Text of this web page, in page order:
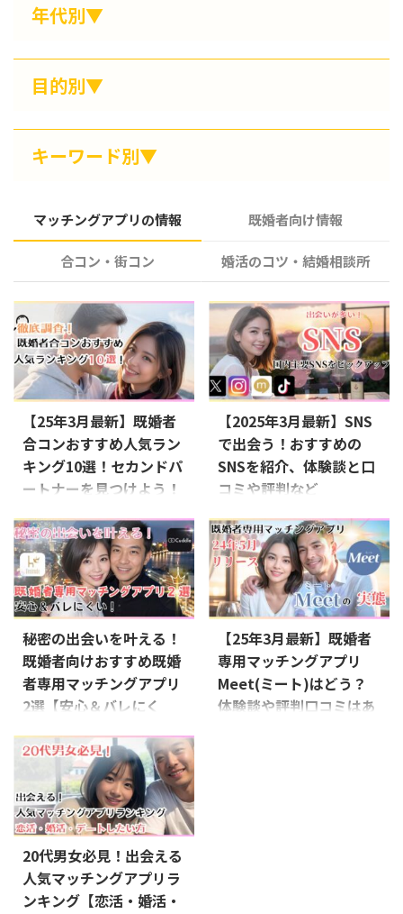
年代別▼
目的別▼
キーワード別▼
マッチングアプリの情報 既婚者向け情報
合コン・街コン 婚活のコツ・結婚相談所
【25年3月最新】既婚者
合コンおすすめ人気ラン
キング10選！セカンドパ
ートナーを見つけよう！
既婚者の間で注目されている既婚
者合コンは、セカンドパートナー
との出会いの場としてますます人
気を集めています。ですが怪しい
業者が多いことも事実ですので、
方も多いでしょう。 そこで今回
は、既婚者合コンのおすすめ人気
ランキングを紹介します。既婚者
合コンや既婚者サークルのリアル
な実態もお伝えしますので、興味
のある方はぜひ参考にしてくださ
い！
当サイトはプロモーシ
ョンが含まれます 既婚者合コン
とは？ 既婚者合コンとは、結婚
後も異性との交流 ...
【2025年3月最新】SNS
で出会う！おすすめの
SNSを紹介、体験談と口
コミや評判など
は、短文投稿を中心に、リアルタ
イムでの情報共有ができるSNSで
す。趣味や興味が合う異性と繋が
りやすいのが特徴で、ハッシュタ
グやリツイートを通じて共通の話
題で盛り上がることができます。
Xは、フォロー・フォロワーとい
う関係性がメインであるため、気
軽に他のユーザーと交流でき、同
じ趣味を持つ仲間や異性と自然に
繋がりやすいのが魅力です。ま
秘密の出会いを叶える！
既婚者向けおすすめ既婚
者専用マッチングアプリ
2選【安心＆バレにく
当サイトはプロモーションが
含まれます 既婚者であることを
理由に、自分の気持ちを押し殺し
ていませんか？誰にも言えない想
いを共有できる場所があったら――そ
ご紹介します。 今回ご紹介する
のは、既婚者のために作られた特
別なマッチングアプリ、
【25年3月最新】既婚者
専用マッチングアプリ
Meet(ミート)はどう？
体験談や評判口コミはあ
20代男女必見！出会える
人気マッチングアプリラ
ンキング【恋活・婚活・